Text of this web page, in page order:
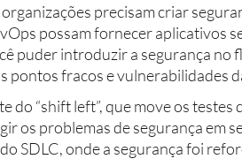
precisam criar
possam fornecer aplicativos
puder introduzir a segurança no
pontos fracos e vulnerabilidades
do “shift left”, que move os
os problemas de segurança em
SDLC, onde a segurança foi